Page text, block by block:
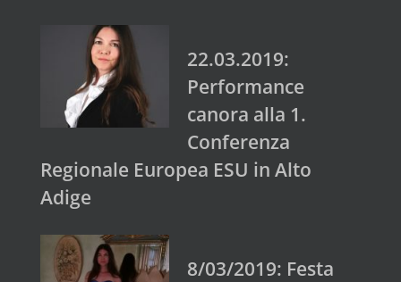
22.03.2019:
Performance
canora alla 1.
Conferenza
Regionale Europea ESU in Alto
Adige
8/03/2019: Festa